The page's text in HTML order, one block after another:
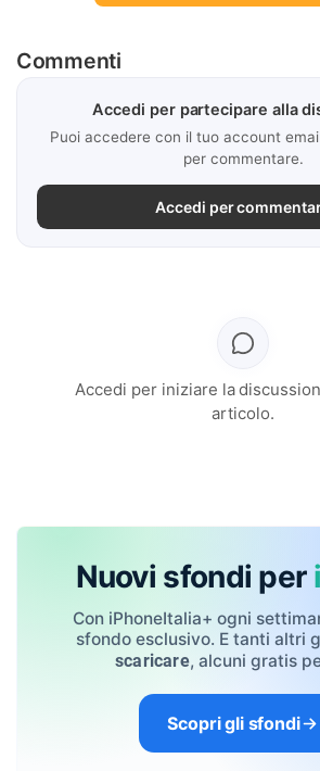
Commenti
Accedi per partecipare alla
Puoi accedere con il tuo account
per commentare.
Accedi per
Accedi per iniziare la
articolo.
Nuovi sfondi per
Con iPhoneItalia+ ogni
sfondo esclusivo. E tanti altri
scaricare, alcuni gratis
Scopri gli sfondi